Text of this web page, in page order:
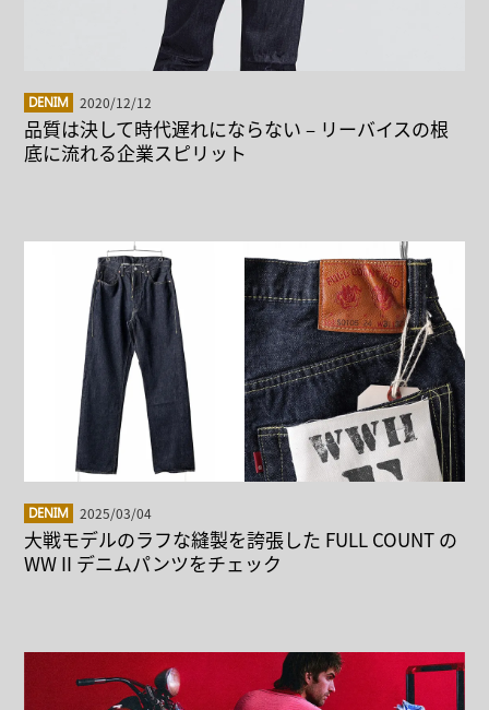
DENIM 2020/12/12
品質は決して時代遅れにならない – リーバイスの根
底に流れる企業スピリット
DENIM 2025/03/04
大戦モデルのラフな縫製を誇張した FULL COUNT の
WW II デニムパンツをチェック